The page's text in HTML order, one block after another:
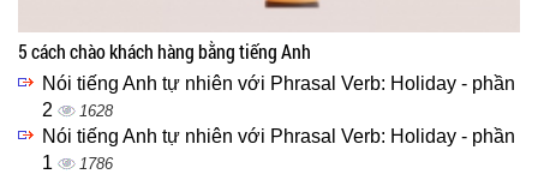
5 cách chào khách hàng bằng tiếng Anh
Nói tiếng Anh tự nhiên với Phrasal Verb: Holiday - phần
2
1628
Nói tiếng Anh tự nhiên với Phrasal Verb: Holiday - phần
1
1786